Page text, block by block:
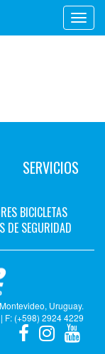
SERVICIOS
BICICLETAS
DE SEGURIDAD
Uruguay.
F: (+598) 2924 4229